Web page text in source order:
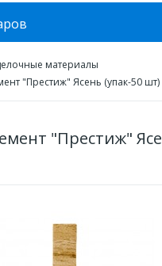
материалы
"Престиж" Ясень (упак-50 шт)
"Престиж"